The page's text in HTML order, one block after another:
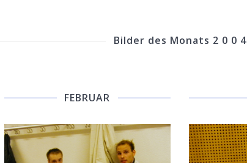
Bilder des Monats 2 0 0 4
FEBRUAR